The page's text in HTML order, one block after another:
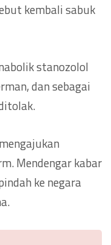
kembali sabuk
stanozolol
dan sebagai
Mendengar kabar
ke negara